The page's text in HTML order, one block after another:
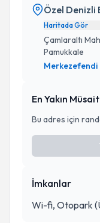
Özel Denizli
Haritada Gör
Çamlaraltı
Pamukkale
Merkezefendi
En Yakın
Bu adres için
İmkanlar
Wi-fi, Otopark